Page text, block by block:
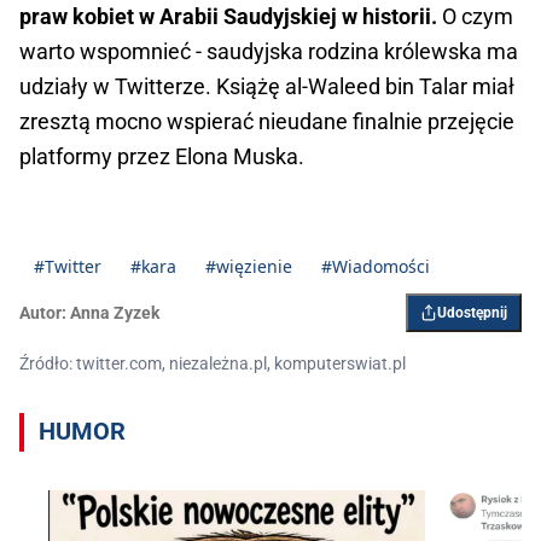
praw kobiet w Arabii Saudyjskiej w historii. O czym
warto wspomnieć - saudyjska rodzina królewska ma
udziały w Twitterze. Książę al-Waleed bin Talar miał
zresztą mocno wspierać nieudane finalnie przejęcie
platformy przez Elona Muska.
#Twitter #kara #więzienie #Wiadomości
Autor: Anna Zyzek Udostępnij
Źródło: twitter.com, niezależna.pl, komputerswiat.pl
HUMOR